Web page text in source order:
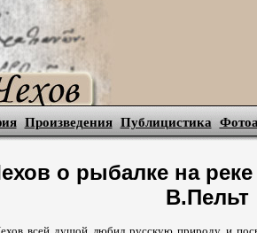
Произведения Публицистика
о рыбалке на реке
В.Пельт